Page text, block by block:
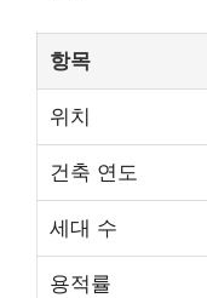
항목
위치
건축 연도
세대 수
용적률